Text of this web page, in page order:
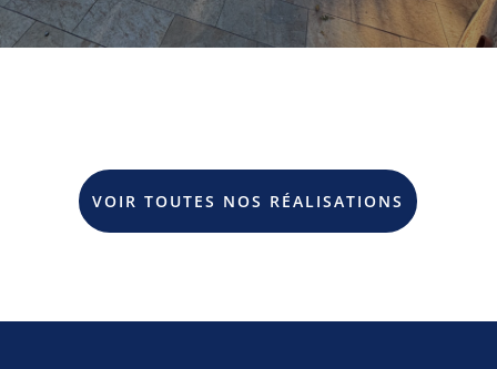
VOIR TOUTES NOS RÉALISATIONS